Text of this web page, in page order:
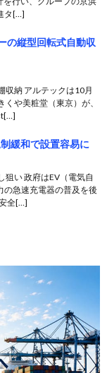
タ[…]
の縦型回転式自動収
収納 アルテックは10月
や美粧堂（東京）が、
緩和で設置容易に
い 政府はEV（電気自
の急速充電器の普及を後
全[…]